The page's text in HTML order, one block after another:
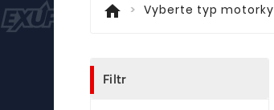
home Vyberte typ motorky
Filtr